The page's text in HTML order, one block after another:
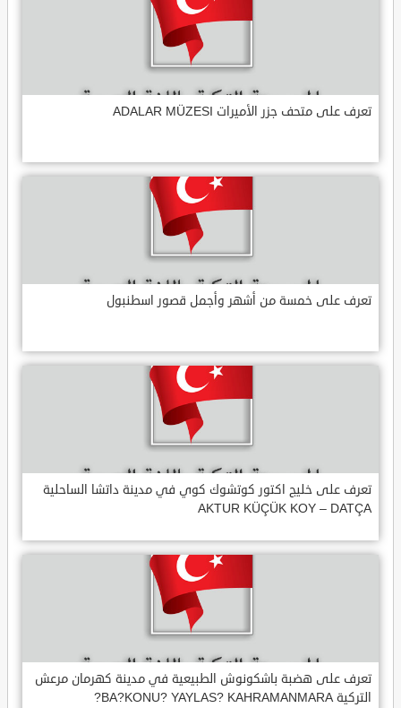
تعرف على متحف جزر الأميرات ADALAR MÜZESI
تعرف على خمسة من أشهر وأجمل قصور اسطنبول
تعرف على خليج اكتور كوتشوك كوي في مدينة داتشا الساحلية
AKTUR KÜÇÜK KOY – DATÇA
تعرف على هضبة باشكونوش الطبيعية في مدينة كهرمان مرعش
التركية BA?KONU? YAYLAS? KAHRAMANMARA?